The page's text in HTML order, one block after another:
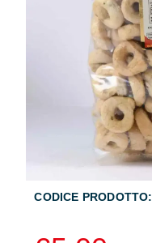
CODICE PRODOTTO: